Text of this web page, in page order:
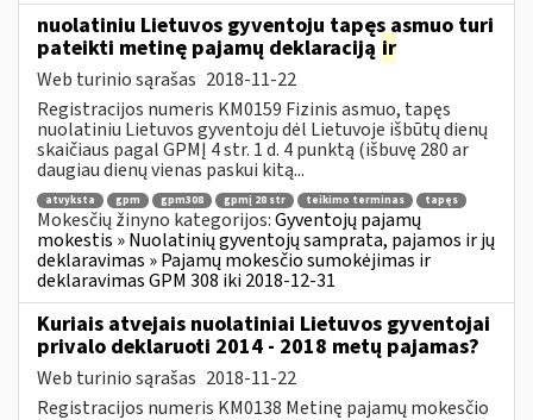
nuolatiniu Lietuvos gyventoju tapęs asmuo turi
pateikti metinę pajamų deklaraciją ir
Web turinio sąrašas 2018-11-22
Registracijos numeris KM0159 Fizinis asmuo, tapęs
nuolatiniu Lietuvos gyventoju dėl Lietuvoje išbūtų dienų
skaičiaus pagal GPMĮ 4 str. 1 d. 4 punktą (išbuvę 280 ar
daugiau dienų vienas paskui kitą...
atvyksta gpm gpm308 gpmį 28 str teikimo terminas tapęs
Mokesčių žinyno kategorijos:Gyventojų pajamų
mokestis » Nuolatinių gyventojų samprata, pajamos ir jų
deklaravimas » Pajamų mokesčio sumokėjimas ir
deklaravimas GPM 308 iki 2018-12-31
Kuriais atvejais nuolatiniai Lietuvos gyventojai
privalo deklaruoti 2014 - 2018 metų pajamas?
Web turinio sąrašas 2018-11-22
Registracijos numeris KM0138 Metinę pajamų mokesčio